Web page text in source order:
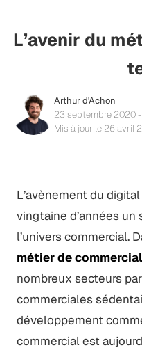
L’avenir du
Arthur d'Achon
23 septembre 2020
Mis à jour le 26 avril
L’avènement du
vingtaine d’années
l’univers commercial.
métier de
nombreux secteurs
commerciales
développement
commercial est